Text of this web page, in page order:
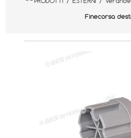
Finecorsa